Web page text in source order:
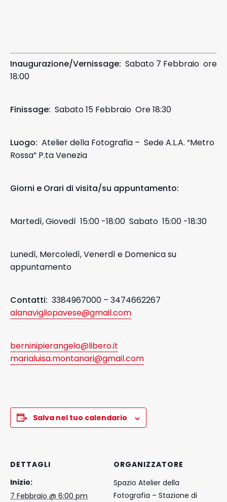
Inaugurazione/Vernissage: Sabato 7 Febbraio ore
18:00
Finissage: Sabato 15 Febbraio Ore 18:30
Luogo: Atelier della Fotografia – Sede A.L.A. “Metro
Rossa” P.ta Venezia
Giorni e Orari di visita/su appuntamento:
Martedì, Giovedì 15:00 -18:00 Sabato 15:00 -18:30
Lunedì, Mercoledì, Venerdì e Domenica su
appuntamento
Contatti: 3384967000 – 3474662267
alanavigliopavese@gmail.com
berninipierangelo@libero.it
marialuisa.montanari@gmail.com
Salva nel tuo calendario
DETTAGLI
Inizio:
7 Febbraio @ 6:00 pm
ORGANIZZATORE
Spazio Atelier della
Fotografia – Stazione di